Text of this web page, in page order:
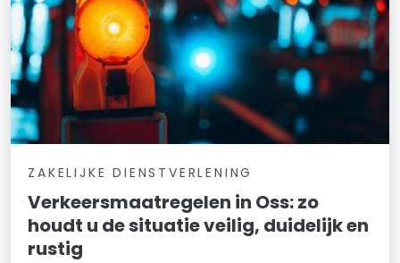
ZAKELIJKE DIENSTVERLENING
Verkeersmaatregelen in Oss: zo
houdt u de situatie veilig, duidelijk en
rustig